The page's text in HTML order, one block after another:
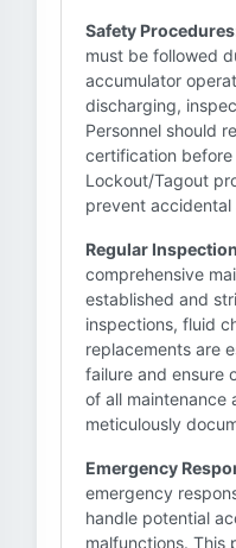
Safety
must be followed
accumulator
discharging,
Personnel should
certification
Lockout/Tagout
prevent
Regular
comprehensive
established and
inspections, fluid
replacements are
failure and ensure
of all maintenance
meticulously
Emergency
emergency
handle potential
malfunctions. This